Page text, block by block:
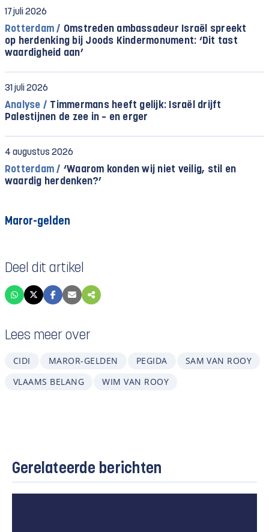
17 juli 2026
Rotterdam / Omstreden ambassadeur Israël spreekt
op herdenking bij Joods Kindermonument: ‘Dit tast
waardigheid aan’
31 juli 2026
Analyse / Timmermans heeft gelijk: Israël drijft
Palestijnen de zee in – en erger
4 augustus 2026
Rotterdam / ‘Waarom konden wij niet veilig, stil en
waardig herdenken?’
Maror-gelden
Deel dit artikel
Lees meer over
CIDI MAROR-GELDEN PEGIDA
SAM VAN ROOY
VLAAMS BELANG
WIM VAN ROOY
Gerelateerde berichten